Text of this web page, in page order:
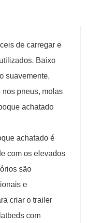
de carregar e
Baixo
suavemente,
pneus, molas
achatado
achatado é
com os elevados
são
e
criar o trailer
com